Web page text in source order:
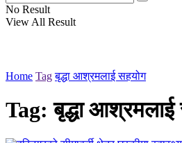
No Result
View All Result
Home Tag बृद्धा आश्रमलाई सहयोग
Tag:बृद्धा आश्रमलाई